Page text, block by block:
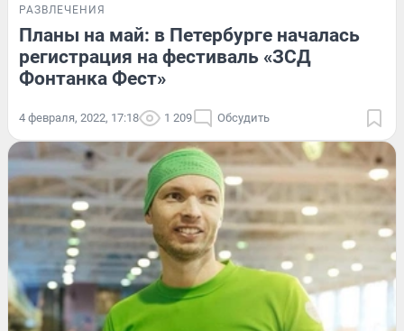
РАЗВЛЕЧЕНИЯ
Планы на май: в Петербурге началась
регистрация на фестиваль «ЗСД
Фонтанка Фест»
4 февраля, 2022, 17:18 1 209 Обсудить